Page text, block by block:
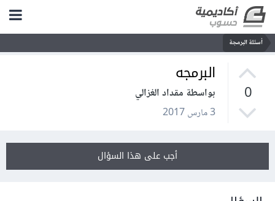
أسئلة البرمجة
0
البرمجه
بواسطة مقداد الغزالي
3 مارس 2017
أجب على هذا السؤال